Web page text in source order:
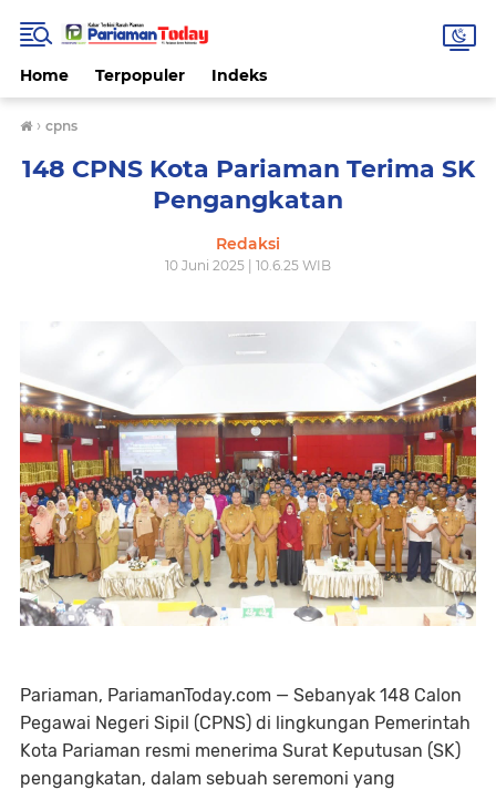
Home Terpopuler Indeks
› cpns
148 CPNS Kota Pariaman Terima SK
Pengangkatan
Redaksi
10 Juni 2025 | 10.6.25 WIB
Pariaman, PariamanToday.com — Sebanyak 148 Calon
Pegawai Negeri Sipil (CPNS) di lingkungan Pemerintah
Kota Pariaman resmi menerima Surat Keputusan (SK)
pengangkatan, dalam sebuah seremoni yang